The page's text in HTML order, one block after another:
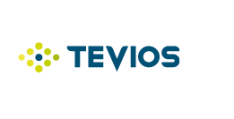
contenu